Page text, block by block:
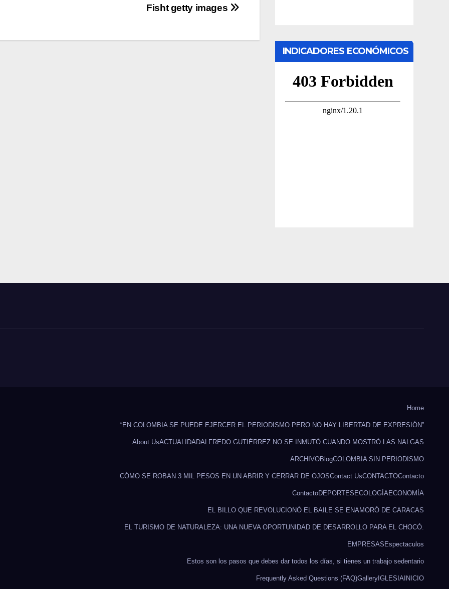
Fisht getty images
INDICADORES ECONÓMICOS
Home
“EN COLOMBIA SE PUEDE EJERCER EL PERIODISMO PERO NO HAY LIBERTAD DE EXPRESIÓN”
About UsACTUALIDADALFREDO GUTIÉRREZ NO SE INMUTÓ CUANDO MOSTRÓ LAS NALGAS
ARCHIVOBlogCOLOMBIA SIN PERIODISMO
CÓMO SE ROBAN 3 MIL PESOS EN UN ABRIR Y CERRAR DE OJOSContact UsCONTACTOContacto
ContactoDEPORTES ECOLOGÍAECONOMÍA
EL BILLO QUE REVOLUCIONÓ EL BAILE SE ENAMORÓ DE CARACAS
EL TURISMO DE NATURALEZA: UNA NUEVA OPORTUNIDAD DE DESARROLLO PARA EL CHOCÓ.
EMPRESAS Espectaculos
Estos son los pasos que debes dar todos los días, si tienes un trabajo sedentario
Frequently Asked Questions (FAQ)Gallery IGLESIA INICIO